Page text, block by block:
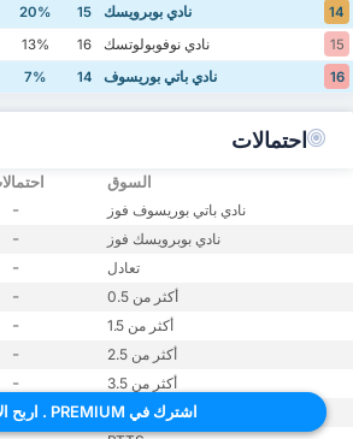
14
نادي بوبرويسك 15
20%
15
نادي نوفوبولوتسك 16
13%
16
نادي باتي بوريسوف 14
7%
احتمالات
السوق
نادي باتي بوريسوف فوز -
نادي بوبرويسك فوز -
تعادل -
أكثر من 0.5 -
أكثر من 1.5 -
أكثر من 2.5 -
أكثر من 3.5 -
أكثر من 4.5 - اشترك في PREMIUM . اربح الان.